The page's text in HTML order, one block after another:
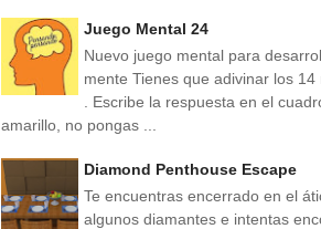
Juego Mental 24
Nuevo juego mental para
mente Tienes que adivinar los 14
. Escribe la respuesta en el
amarillo, no pongas ...
Diamond Penthouse Escape
Te encuentras encerrado en el
algunos diamantes e intentas